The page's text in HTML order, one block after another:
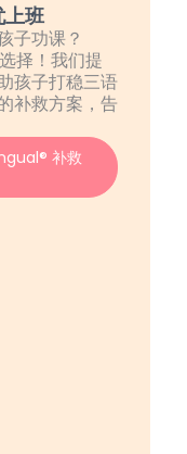
班
子功课？
择！我们提
孩子打稳三语
补救方案，告
补救